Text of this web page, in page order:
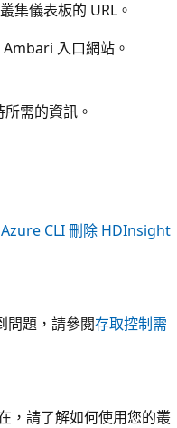
集儀表板的 URL。
入口網站。
需的資訊。
CLI 刪除 HDInsight
問題，請參閱存取控制需
，請了解如何使用您的叢